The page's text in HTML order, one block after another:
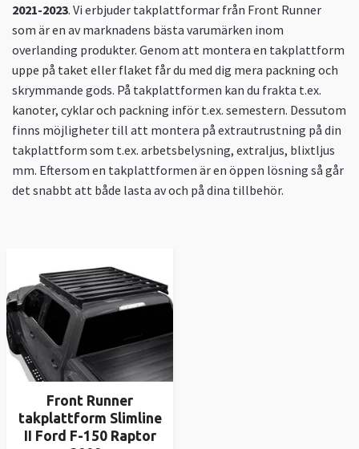
2021-2023. Vi erbjuder takplattformar från Front Runner
som är en av marknadens bästa varumärken inom
overlanding produkter. Genom att montera en takplattform
uppe på taket eller flaket får du med dig mera packning och
skrymmande gods. På takplattformen kan du frakta t.ex.
kanoter, cyklar och packning inför t.ex. semestern. Dessutom
finns möjligheter till att montera på extrautrustning på din
takplattform som t.ex. arbetsbelysning, extraljus, blixtljus
mm. Eftersom en takplattformen är en öppen lösning så går
det snabbt att både lasta av och på dina tillbehör.
Front Runner
takplattform Slimline
II Ford F-150 Raptor